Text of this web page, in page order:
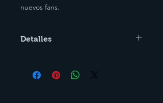
nuevos fans.
Detalles
influyentes para que su público
comprometido lo vea. Las